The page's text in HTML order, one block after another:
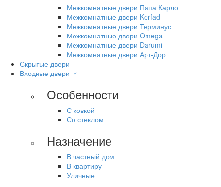
Межкомнатные двери Папа Карло
Межкомнатные двери Korfad
Межкомнатные двери Терминус
Межкомнатные двери Omega
Межкомнатные двери Darumi
Межкомнатные двери Арт-Дор
Скрытые двери
Входные двери
Особенности
С ковкой
Со стеклом
Назначение
В частный дом
В квартиру
Уличные